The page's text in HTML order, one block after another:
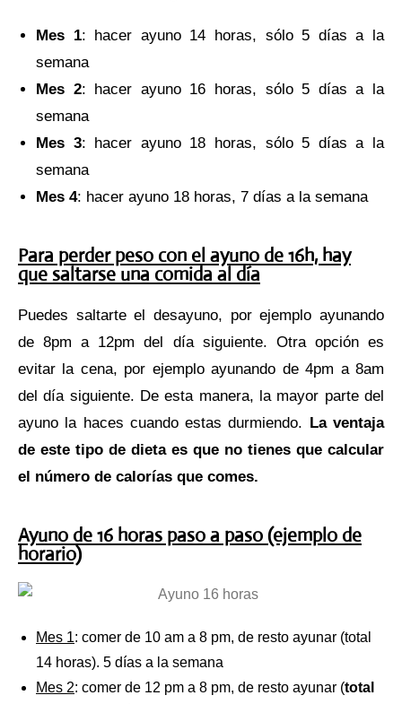
Mes 1: hacer ayuno 14 horas, sólo 5 días a la
semana
Mes 2: hacer ayuno 16 horas, sólo 5 días a la
semana
Mes 3: hacer ayuno 18 horas, sólo 5 días a la
semana
Mes 4: hacer ayuno 18 horas, 7 días a la semana
Para perder peso con el ayuno de 16h, hay
que saltarse una comida al día
Puedes saltarte el desayuno, por ejemplo ayunando
de 8pm a 12pm del día siguiente. Otra opción es
evitar la cena, por ejemplo ayunando de 4pm a 8am
del día siguiente. De esta manera, la mayor parte del
ayuno la haces cuando estas durmiendo. La ventaja
de este tipo de dieta es que no tienes que calcular
el número de calorías que comes.
Ayuno de 16 horas paso a paso (ejemplo de
horario)
Mes 1: comer de 10 am a 8 pm, de resto ayunar (total
14 horas). 5 días a la semana
Mes 2: comer de 12 pm a 8 pm, de resto ayunar (total